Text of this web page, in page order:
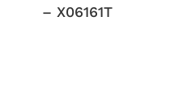
– X06161T